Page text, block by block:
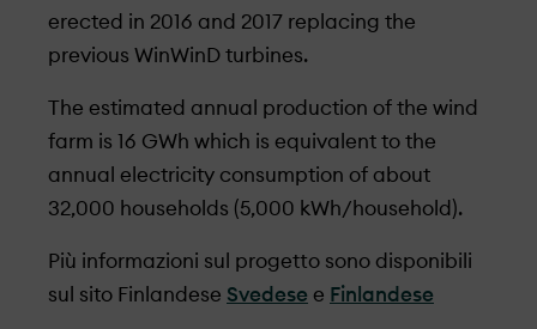
erected in 2016 and 2017 replacing the
previous WinWinD turbines.
The estimated annual production of the wind
farm is 16 GWh which is equivalent to the
annual electricity consumption of about
32,000 households (5,000 kWh/household).
Più informazioni sul progetto sono disponibili
sul sito Finlandese Svedese e Finlandese